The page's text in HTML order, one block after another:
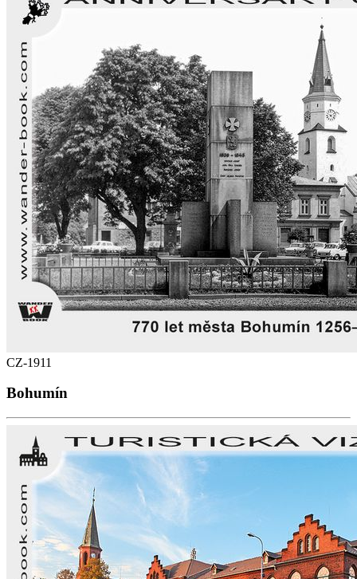
CZ-1911
Bohumín